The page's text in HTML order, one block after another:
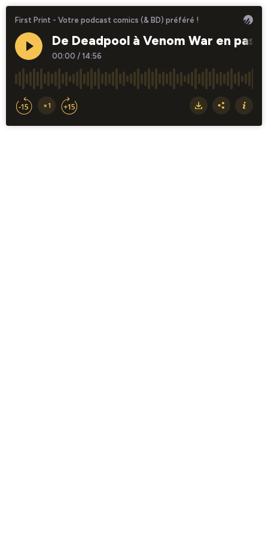
First Print - Votre podcast comics (& BD) préféré !
De Deadpool à Venom War en
00:00 / 14:56
×1